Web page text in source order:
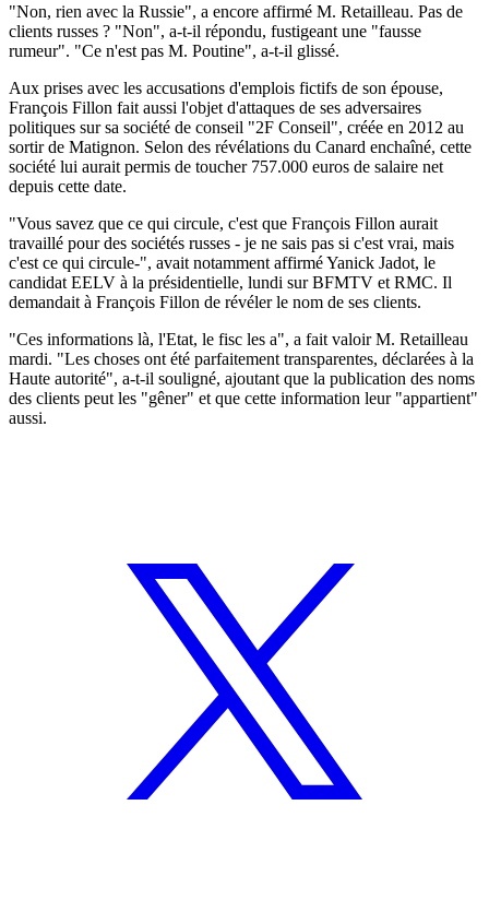
"Non, rien avec la Russie", a encore affirmé M. Retailleau. Pas de
clients russes ? "Non", a-t-il répondu, fustigeant une "fausse
rumeur". "Ce n'est pas M. Poutine", a-t-il glissé.
Aux prises avec les accusations d'emplois fictifs de son épouse,
François Fillon fait aussi l'objet d'attaques de ses adversaires
politiques sur sa société de conseil "2F Conseil", créée en 2012 au
sortir de Matignon. Selon des révélations du Canard enchaîné, cette
société lui aurait permis de toucher 757.000 euros de salaire net
depuis cette date.
"Vous savez que ce qui circule, c'est que François Fillon aurait
travaillé pour des sociétés russes - je ne sais pas si c'est vrai, mais
c'est ce qui circule-", avait notamment affirmé Yanick Jadot, le
candidat EELV à la présidentielle, lundi sur BFMTV et RMC. Il
demandait à François Fillon de révéler le nom de ses clients.
"Ces informations là, l'Etat, le fisc les a", a fait valoir M. Retailleau
mardi. "Les choses ont été parfaitement transparentes, déclarées à la
Haute autorité", a-t-il souligné, ajoutant que la publication des noms
des clients peut les "gêner" et que cette information leur "appartient"
aussi.